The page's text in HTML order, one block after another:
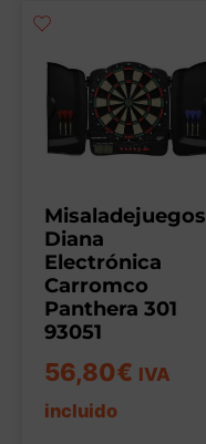
Misaladejuegos
Diana
Electrónica
Carromco
Panthera 301
93051
56,80€ IVA
incluido